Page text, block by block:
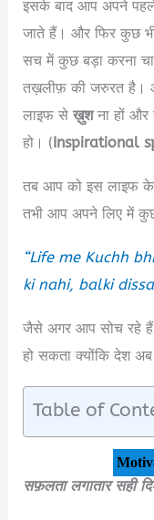
इसके बाद आप अपने
जाते हैं। और फिर कुछ
सच में कुछ बड़ा करना
तख़लीफ़ की जरुरत है।
लाइफ सेख़ुशना हों
हो। (Inspirational
तब आप को इस लाइफ
तभी आप अपने लिए में
“Life me Kuchh
ki nahi, balki
जैसे अगर आप सोच रहे
हो सकता क्योंकि देश
Table of
सफ़लता लगातार सही